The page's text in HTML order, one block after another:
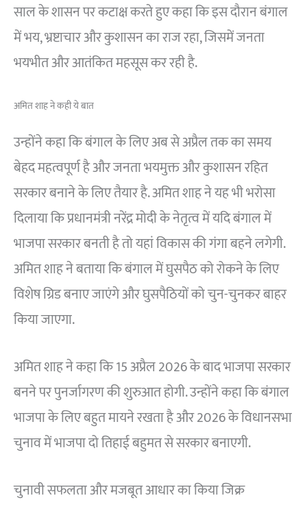
साल के शासन पर कटाक्ष करते हुए कहा कि इस दौरान बंगाल
में भय, भ्रष्टाचार और कुशासन का राज रहा, जिसमें जनता
भयभीत और आतंकित महसूस कर रही है.
अमित शाह ने कही ये बात
उन्होंने कहा कि बंगाल के लिए अब से अप्रैल तक का समय
बेहद महत्वपूर्ण है और जनता भयमुक्त और कुशासन रहित
सरकार बनाने के लिए तैयार है. अमित शाह ने यह भी भरोसा
दिलाया कि प्रधानमंत्री नरेंद्र मोदी के नेतृत्व में यदि बंगाल में
भाजपा सरकार बनती है तो यहां विकास की गंगा बहने लगेगी.
अमित शाह ने बताया कि बंगाल में घुसपैठ को रोकने के लिए
विशेष ग्रिड बनाए जाएंगे और घुसपैठियों को चुन-चुनकर बाहर
किया जाएगा.
अमित शाह ने कहा कि 15 अप्रैल 2026 के बाद भाजपा सरकार
बनने पर पुनर्जागरण की शुरुआत होगी. उन्होंने कहा कि बंगाल
भाजपा के लिए बहुत मायने रखता है और 2026 के विधानसभा
चुनाव में भाजपा दो तिहाई बहुमत से सरकार बनाएगी.
चुनावी सफलता और मजबूत आधार का किया जिक्र